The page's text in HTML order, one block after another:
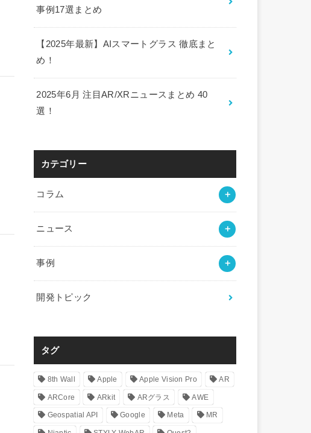
事例17選まとめ
【2025年最新】AIスマートグラス 徹底まと
め！
2025年6月 注目AR/XRニュースまとめ 40
選！
カテゴリー
コラム
ニュース
事例
開発トピック
タグ
8th Wall Apple Apple Vision Pro AR
ARCore ARkit ARグラス AWE
Geospatial API Google Meta MR